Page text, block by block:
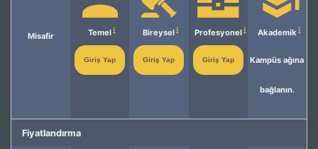
Misafir Temel
Giriş Yap
Bireysel
Giriş Yap
Profesyonel
Giriş Yap
Akademik
Kampüs ağına
bağlanın.
Fiyatlandırma